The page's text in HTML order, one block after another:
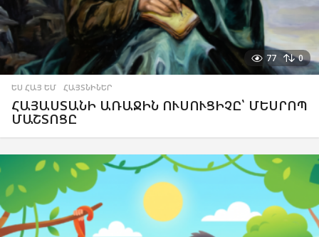
77 0
ԵՍ ՀԱՅ ԵՄ ,ՀԱՅՏՆԻՆԵՐ
ՀԱՅԱՍՏԱՆԻ ԱՌԱՋԻՆ ՈՒՍՈՒՑԻՉԸ՝ ՄԵՍՐՈՊ
ՄԱՇՏՈՑԸ